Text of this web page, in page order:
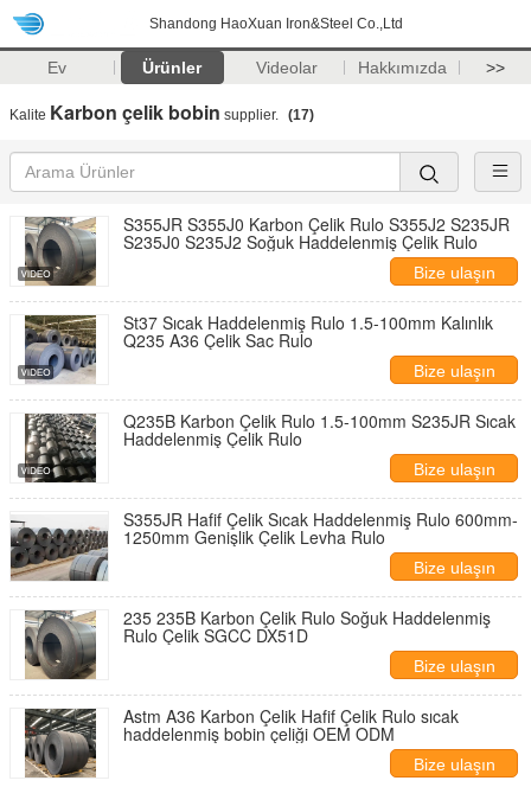
Shandong HaoXuan Iron&Steel Co.,Ltd
Ev Ürünler Videolar Hakkımızda >>
Kalite Karbon çelik bobin supplier. (17)
S355JR S355J0 Karbon Çelik Rulo S355J2 S235JR
S235J0 S235J2 Soğuk Haddelenmiş Çelik Rulo
Bize ulaşın
St37 Sıcak Haddelenmiş Rulo 1.5-100mm Kalınlık
Q235 A36 Çelik Sac Rulo
Bize ulaşın
Q235B Karbon Çelik Rulo 1.5-100mm S235JR Sıcak
Haddelenmiş Çelik Rulo
Bize ulaşın
S355JR Hafif Çelik Sıcak Haddelenmiş Rulo 600mm-
1250mm Genişlik Çelik Levha Rulo
Bize ulaşın
235 235B Karbon Çelik Rulo Soğuk Haddelenmiş
Rulo Çelik SGCC DX51D
Bize ulaşın
Astm A36 Karbon Çelik Hafif Çelik Rulo sıcak
haddelenmiş bobin çeliği OEM ODM
Bize ulaşın